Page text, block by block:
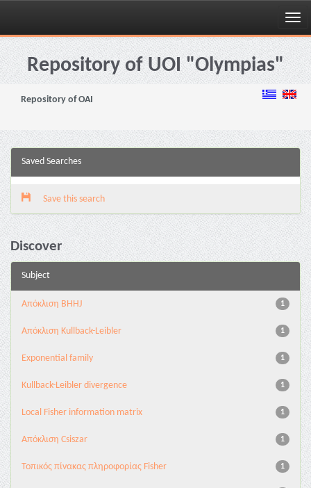
Skip
navigationRepository of UOI "Olympias"
Repository of OAI
Saved Searches
Save this search
Discover
Subject
1
Aπόκλιση BHHJ
1
Aπόκλιση Kullback-Leibler
1
Exponential family
1
Kullback-Leibler divergence
1
Local Fisher information matrix
1
Απόκλιση Csiszar
1
Τοπικός πίνακας πληροφορίας Fisher